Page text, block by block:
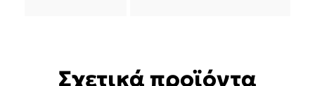
Σχετικά προϊόντα